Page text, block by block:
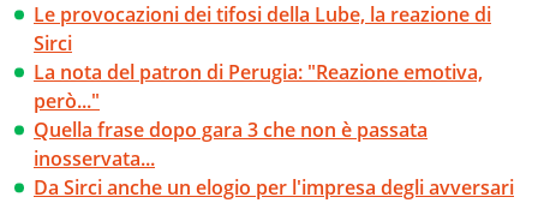
Le provocazioni dei tifosi della Lube, la reazione di
Sirci
La nota del patron di Perugia: "Reazione emotiva,
però..."
Quella frase dopo gara 3 che non è passata
inosservata...
Da Sirci anche un elogio per l'impresa degli avversari